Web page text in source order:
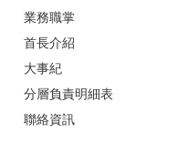
業務職掌
首長介紹
大事紀
分層負責明細表
聯絡資訊